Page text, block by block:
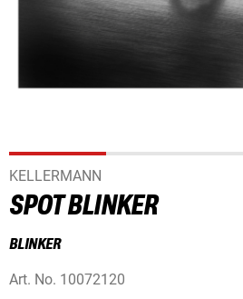
KELLERMANN
SPOT BLINKER
BLINKER
Art. No. 10072120